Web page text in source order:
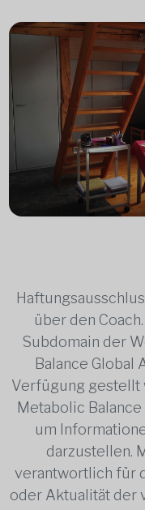
über den
Subdomain der
Balance Global
Verfügung gestellt
Metabolic
um
darzustellen.
verantwortlich für
oder Aktualität der